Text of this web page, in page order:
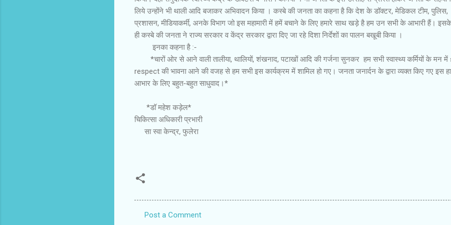
लिये उन्होंने भी थाली आदि बजाकर अभिवादन किया । कस्बे की जनता का कहना है कि देश के डॉक्टर, मेडिकल टीम, पुलिस,
प्रशासन, मीडियाकर्मी, अनके विभाग जो इस महामारी में हमें बचाने के लिए हमारे साथ खड़े है हम उन सभी के आभारी हैं।
ही कस्बे की जनता ने राज्य सरकार व केंद्र सरकार द्वारा दिए जा रहे दिशा निर्देशों का पालन बखूबी किया ।
इनका कहना है :-
*चारों ओर से आने वाली तालीया, थालियों, शंखनाद, पटाखों आदि की गर्जना सुनकर हम सभी स्वास्थ्य कर्मियों के मन
respect की भावना आने की वजह से हम सभी इस कार्यक्रम में शामिल हो गए। जनता जनार्दन के द्वारा व्यक्त किए गए इस
आभार के लिए बहुत-बहुत साधुवाद।*
*डॉ महेश कड़ेल*
चिकित्सा अधिकारी प्रभारी
सा स्वा केन्द्र, फुलेरा
Post a Comment